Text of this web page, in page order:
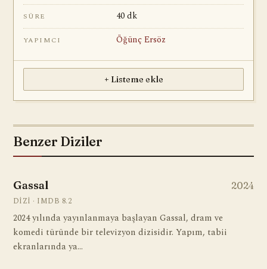
SÜRE 40 dk
YAPIMCI Öğünç Ersöz
+ Listeme ekle
Benzer Diziler
Gassal 2024
DIZI · IMDB 8.2
2024 yılında yayınlanmaya başlayan Gassal, dram ve
komedi türünde bir televizyon dizisidir. Yapım, tabii
ekranlarında ya…